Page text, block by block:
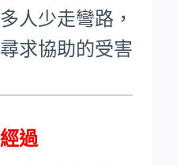
人少走彎路，
求協助的受害
過